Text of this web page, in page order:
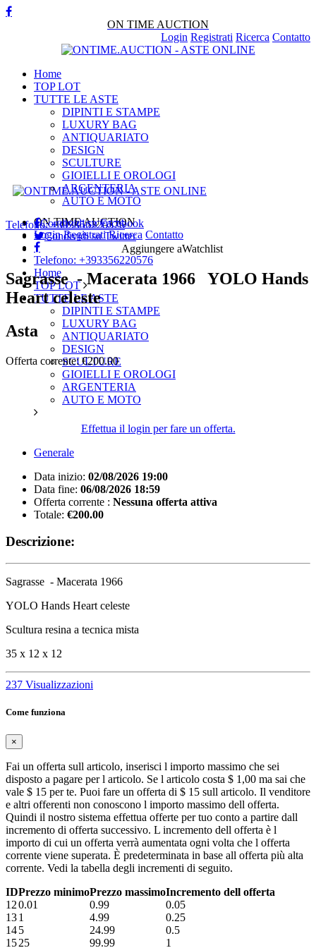
ON TIME AUCTION
Login Registrati Ricerca Contatto
Home
TOP LOT
TUTTE LE ASTE
DIPINTI E STAMPE
LUXURY BAG
ANTIQUARIATO
DESIGN
SCULTURE
GIOIELLI E OROLOGI
ARGENTERIA
AUTO E MOTO
Telefono:+393356220576
ON TIME AUCTION
Login Registrati Ricerca Contatto
Telefono: +393356220576
Home
TOP LOT
TUTTE LE ASTE
DIPINTI E STAMPE
LUXURY BAG
ANTIQUARIATO
DESIGN
SCULTURE
GIOIELLI E OROLOGI
ARGENTERIA
AUTO E MOTO
Condividi suFacebook
Condividi suTwitter
Aggiungere aWatchlist
Sagrasse - Macerata 1966 YOLO Hands
Heart celeste
Asta
Offerta corrente:€200.00
Effettua il login per fare un offerta.
Generale
Data inizio: 02/08/2026 19:00
Data fine: 06/08/2026 18:59
Offerta corrente : Nessuna offerta attiva
Totale: €200.00
Descrizione:
Sagrasse - Macerata 1966
YOLO Hands Heart celeste
Scultura resina a tecnica mista
35 x 12 x 12
237 Visualizzazioni
Come funziona
×
Fai un offerta sull articolo, inserisci l importo massimo che sei
disposto a pagare per l articolo. Se l articolo costa $ 1,00 ma sai che
vale $ 15 per te. Puoi fare un offerta di $ 15 sull articolo. Il venditore
e altri offerenti non conoscono l importo massimo dell offerta.
Quindi il nostro sistema effettua offerte per tuo conto a partire dall
incremento di offerta successivo. L incremento dell offerta è l
importo di cui un offerta verrà aumentata ogni volta che l offerta
corrente viene superata. È predeterminata in base all offerta più alta
corrente. Vedi la tabella degli incrementi di seguito.
IDPrezzo minimoPrezzo massimoIncremento dell offerta
120.01 0.99
0.05
131 4.99
0.25
145 24.99
0.5
1525 99.99 1